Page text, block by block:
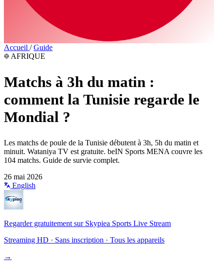
Accueil / Guide
AFRIQUE
Matchs à 3h du matin :
comment la Tunisie regarde le
Mondial ?
Les matchs de poule de la Tunisie débutent à 3h, 5h du matin et
minuit. Wataniya TV est gratuite. beIN Sports MENA couvre les
104 matchs. Guide de survie complet.
26 mai 2026
English
Regarder gratuitement sur Skypiea Sports Live Stream
Streaming HD · Sans inscription · Tous les appareils
→